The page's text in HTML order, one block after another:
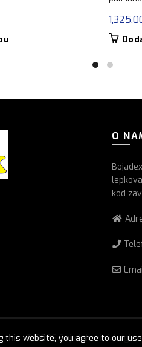
O
kod
© 2026Boje lakovi. All
this website, you agree to our